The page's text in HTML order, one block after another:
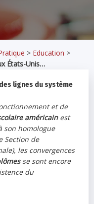
> Education >
États-Unis…
lignes du système
et de
américainest
son homologue
Section de
les convergences
se sont encore
du